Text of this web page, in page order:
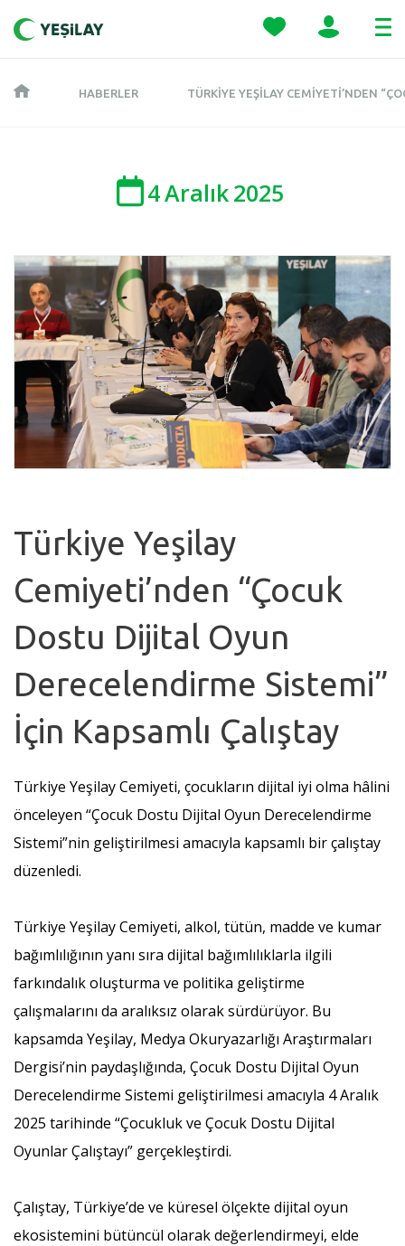
HABERLER TÜRKIYE YEŞILAY CEMIYETI’NDEN
4Aralık2025
Türkiye Yeşilay
Cemiyeti’nden “Çocuk
Dostu Dijital Oyun
Derecelendirme Sistemi”
İçin Kapsamlı Çalıştay
Türkiye Yeşilay Cemiyeti, çocukların dijital iyi olma hâlini
önceleyen “Çocuk Dostu Dijital Oyun Derecelendirme
Sistemi”nin geliştirilmesi amacıyla kapsamlı bir çalıştay
düzenledi.
Türkiye Yeşilay Cemiyeti, alkol, tütün, madde ve kumar
bağımlılığının yanı sıra dijital bağımlılıklarla ilgili
farkındalık oluşturma ve politika geliştirme
çalışmalarını da aralıksız olarak sürdürüyor. Bu
kapsamda Yeşilay, Medya Okuryazarlığı Araştırmaları
Dergisi’nin paydaşlığında, Çocuk Dostu Dijital Oyun
Derecelendirme Sistemi geliştirilmesi amacıyla 4 Aralık
2025 tarihinde “Çocukluk ve Çocuk Dostu Dijital
Oyunlar Çalıştayı” gerçekleştirdi.
Çalıştay, Türkiye’de ve küresel ölçekte dijital oyun
ekosistemini bütüncül olarak değerlendirmeyi, elde